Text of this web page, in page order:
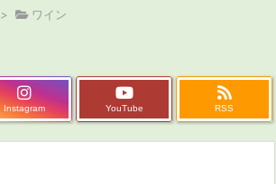
> ワイン
Instagram YouTube RSS